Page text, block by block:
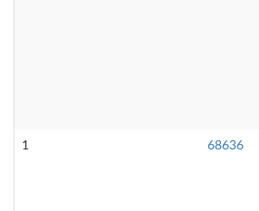
1 68636